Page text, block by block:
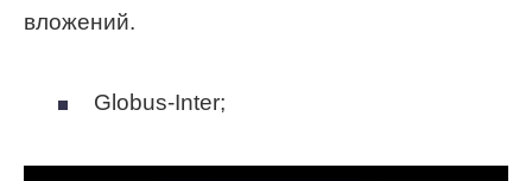
вложений.
Globus-Inter;